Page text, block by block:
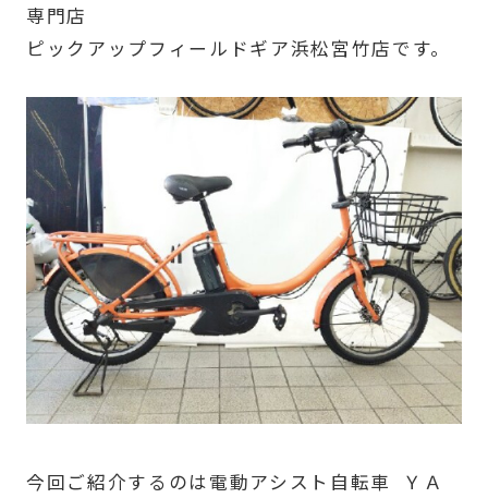
専門店
ピックアップフィールドギア浜松宮竹店です。
今回ご紹介するのは電動アシスト自転車 ＹＡ